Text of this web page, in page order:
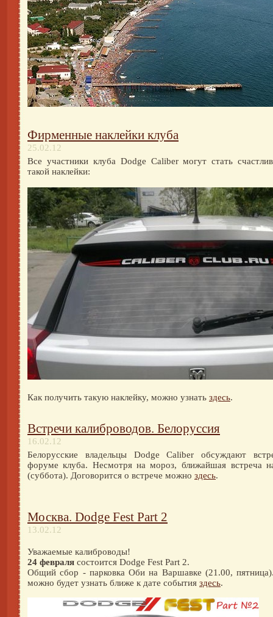
Фирменные наклейки клуба
25.02.12
Все участники клуба Dodge Caliber могут стать
такой наклейки:
Как получить такую наклейку, можно узнать здесь.
Встречи калиброводов. Белоруссия
16.02.12
Белорусские владельцы Dodge Caliber обсуждают
форуме клуба. Несмотря на мороз, ближайшая встреча
(суббота). Договорится о встрече можно здесь.
Москва. Dodge Fest Part 2
13.02.12
Уважаемые калиброводы!
24 февраля состоится Dodge Fest Part 2.
Общий сбор - парковка Оби на Варшавке (21.00,
можно будет узнать ближе к дате события здесь.